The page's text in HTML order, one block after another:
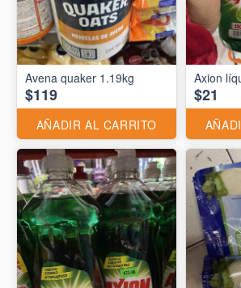
Avena quaker 1.19kg
$119
AÑADIR AL CARRITO
Axion
$21